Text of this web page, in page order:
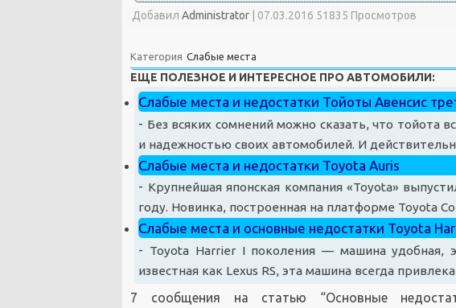
Добавил Administrator | 07.03.2016 51835 Просмотров
Категория Слабые места
ЕЩЕ ПОЛЕЗНОЕ И ИНТЕРЕСНОЕ ПРО АВТОМОБИЛИ:
Слабые места и недостатки Тойоты Авенсис
- Без всяких сомнений можно сказать, что тойота
и надежностью своих автомобилей. И
Слабые места и недостатки Toyota Auris
- Крупнейшая японская компания «Toyota»
году. Новинка, построенная на платформе Toyota
Слабые места и основные недостатки Toyota
- Toyota Harrier I поколения — машина удобная,
известная как Lexus RS, эта машина всегда
7 сообщения на статью “Основные